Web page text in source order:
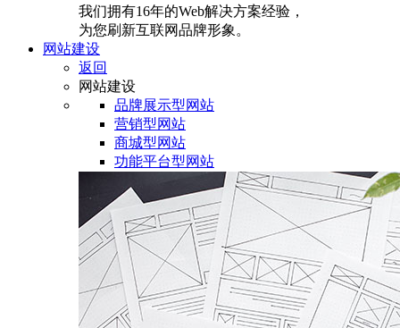
我们拥有16年的Web解决方案经验，
为您刷新互联网品牌形象。
网站建设
返回
网站建设
品牌展示型网站
营销型网站
商城型网站
功能平台型网站